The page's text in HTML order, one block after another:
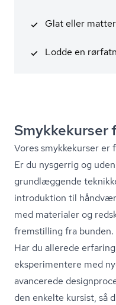
Glat eller
Lodde en
Smykkekurser
Vores smykkekurser er
Er du nysgerrig og
grundlæggende
introduktion til
med materialer og
frem­stil­ling fra bunden.
Har du allerede
eksperimentere med
avancerede
den enkelte kursist, så